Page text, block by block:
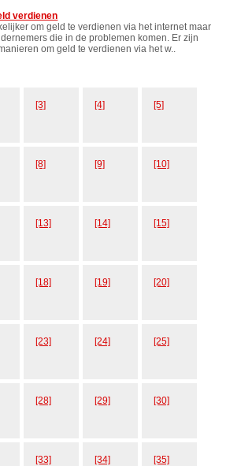
verdienen
om geld te verdienen via het internet maar
die in de problemen komen. Er zijn
om geld te verdienen via het w..
[3] [4] [5]
[8] [9] [10]
[13] [14] [15]
[18] [19] [20]
[23] [24] [25]
[28] [29] [30]
[33] [34] [35]